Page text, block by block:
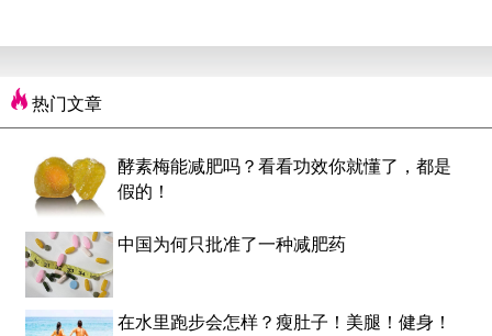
热门文章
酵素梅能减肥吗？看看功效你就懂了，都是
假的！
中国为何只批准了一种减肥药
在水里跑步会怎样？瘦肚子！美腿！健身！